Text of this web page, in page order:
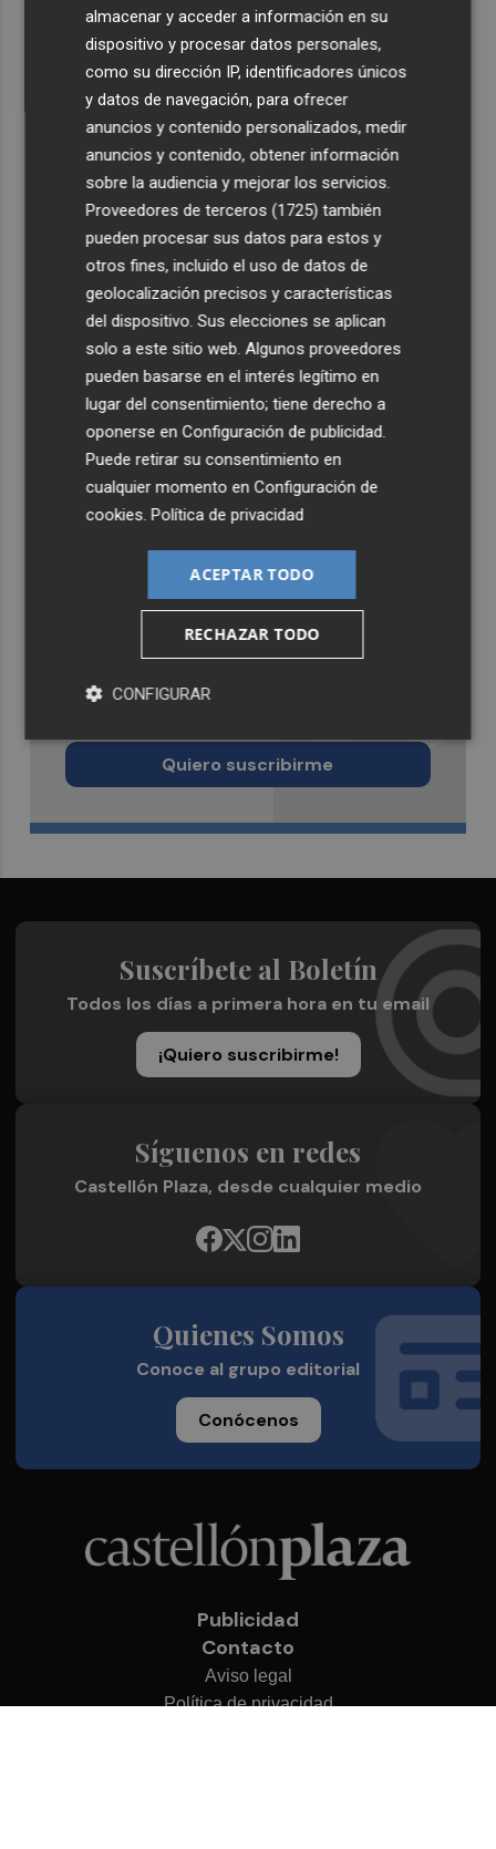
El proyecto 'Gramola' evalúa estrategias sostenibles
para reducir las alteraciones internas de la granada
mollar de Elche
El talento murciano conquista Cimeria: Dagnino ilustra
'Aguas peligrosas' de Conan el Bárbaro
Recibe toda la actualidad de
Quiero suscribirme
Suscríbete al Boletín
Todos los días a primera hora en tu email
¡Quiero suscribirme!
Síguenos en redes
Castellón Plaza, desde cualquier medio
Quienes Somos
Conoce al grupo editorial
Conócenos
Publicidad
Contacto
Aviso legal
Política de privacidad
almacenar y acceder a información en su
dispositivo y procesar datos personales,
como su dirección IP, identificadores únicos
y datos de navegación, para ofrecer
anuncios y contenido personalizados, medir
anuncios y contenido, obtener información
sobre la audiencia y mejorar los servicios.
Proveedores de terceros (1725) también
pueden procesar sus datos para estos y
otros fines, incluido el uso de datos de
geolocalización precisos y características
del dispositivo. Sus elecciones se aplican
solo a este sitio web. Algunos proveedores
pueden basarse en el interés legítimo en
lugar del consentimiento; tiene derecho a
oponerse enConfiguración de publicidad
Puede retirar su consentimiento en
cualquier momento enConfiguración de
cookies .Política de privacidad
ACEPTAR TODO
RECHAZAR TODO
CONFIGURAR